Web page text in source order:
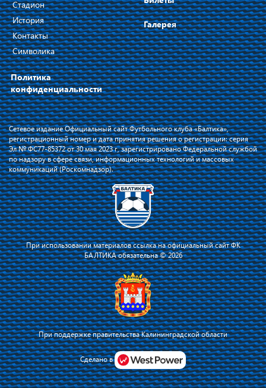
Я соглашаюсь с тем, что владелец сайта использует файлы cookie для
повышения удобства работы на сайте и сервис Яндекс.Метрика. Оставаясь
на сайте, я соглашаюсь сполитикой их применения.
Принять
Стадион
История
Контакты
Символика
Политика
конфиденциальности
Галерея
Сетевое издание Официальный сайт Футбольного клуба «Балтика»,
регистрационный номер и дата принятия решения о регистрации: серия
Эл № ФС77-85372 от 30 мая 2023 г, зарегистрировано Федеральной службой
по надзору в сфере связи, информационных технологий и массовых
коммуникаций (Роскомнадзор).
При использовании материалов ссылка на официальный сайт ФК
БАЛТИКА обязательна © 2026
При поддержке правительства Калининградской области
Сделано в